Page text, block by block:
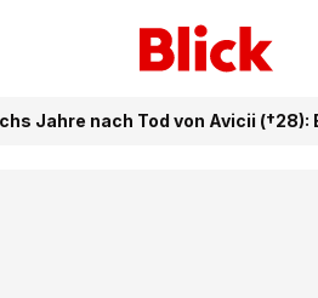
Jahre nach Tod von Avicii